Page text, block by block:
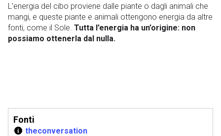
L’energia del cibo proviene dalle piante o dagli animali che
mangi, e queste piante e animali ottengono energia da altre
fonti, come il Sole. Tutta l’energia ha un’origine: non
possiamo ottenerla dal nulla.
Fonti
theconversation